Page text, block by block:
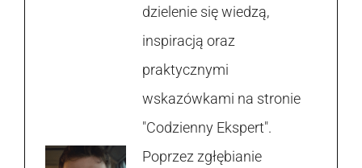
dzielenie się wiedzą,
inspiracją oraz
praktycznymi
wskazówkami na stronie
"Codzienny Ekspert".
Poprzez zgłębianie